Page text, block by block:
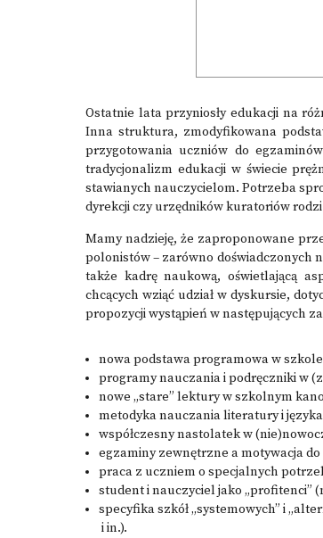
Ostatnie lata przyniosły edukacji na
Inna struktura, zmodyfikowana
przygotowania uczniów do
tradycjonalizm edukacji w świecie
stawianych nauczycielom. Potrzeba
dyrekcji czy urzędników kuratoriów
Mamy nadzieję, że zaproponowane
polonistów – zarówno doświadczonych
także kadrę naukową, oświetlającą
chcących wziąć udział w dyskursie,
propozycji wystąpień w następujących
nowa podstawa programowa w
programy nauczania i podręczniki w
nowe „stare” lektury w szkolnym
metodyka nauczania literatury i
współczesny nastolatek w
egzaminy zewnętrzne a motywacja do
praca z uczniem o specjalnych
student i nauczyciel jako „profitenci”
specyfika szkół „systemowych” i
i in.).